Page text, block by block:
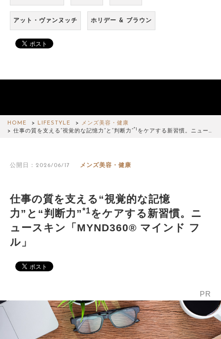
アット・ヴァンヌッチ ホリデー & ブラウン
HOME LIFESTYLE
メンズ美容・健康
仕事の質を支える“視覚的な記憶力”と“判断力”
*1 をケアする新習慣。ニュー…
公開日：2026/06/17 メンズ美容・健康
仕事の質を支える“視覚的な記憶
力”と“判断力”*1をケアする新習慣。ニ
ュースキン「MYND360® マインド フ
ル」
PR